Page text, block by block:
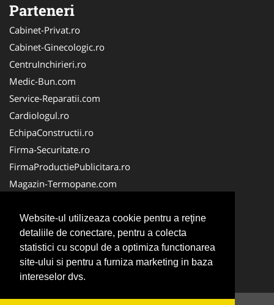
Website-ul utilizeaza cookie pentru a reţine
detaliile de conectare, pentru a colecta
statistici cu scopul de a optimiza functionarea
site-ului si pentru a furniza marketing in baza
intereselor dvs.
Parteneri
Cabinet-Privat.ro
Cabinet-Ginecologic.ro
CentruInchirieri.ro
Medic-Bun.com
Service-Reparatii.com
Cardiologul.ro
EchipaConstructii.ro
Firma-Securitate.ro
FirmaProductiePublicitara.ro
Magazin-Termopane.com
CramaVinuri.ro
FirmaTractariAuto.ro
InstalatiiSolare.com
Pescaresc.ro